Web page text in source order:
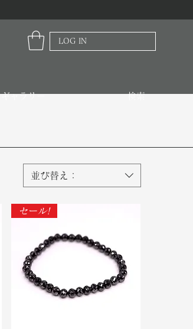
LOG IN
ギャラリー 検索
並び替え：
セール!